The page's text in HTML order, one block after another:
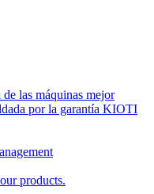
de las máquinas mejor
por la garantía KIOTI
products.